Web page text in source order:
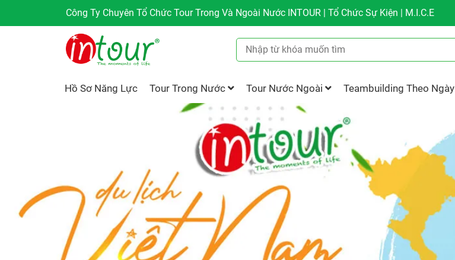
Công Ty Chuyên Tổ Chức Tour Trong Và Ngoài Nước INTOUR | Tổ Chức Sự Kiện | M.I.C.E
Hồ Sơ Năng Lực Tour Trong Nước Tour Nước Ngoài Teambuilding Theo Ngày